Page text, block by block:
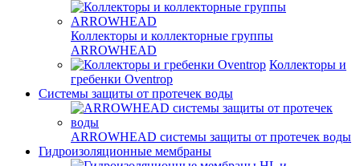
Коллекторы и коллекторные группы
ARROWHEAD
Коллекторы и
гребенки Oventrop
Системы защиты от протечек воды
ARROWHEAD системы защиты от протечек воды
Гидроизоляционные мембраны